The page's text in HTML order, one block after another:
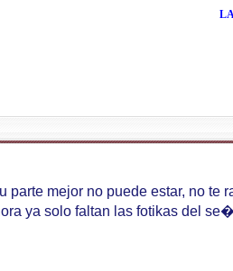
mejor no puede estar, no te
ya solo faltan las fotikas del